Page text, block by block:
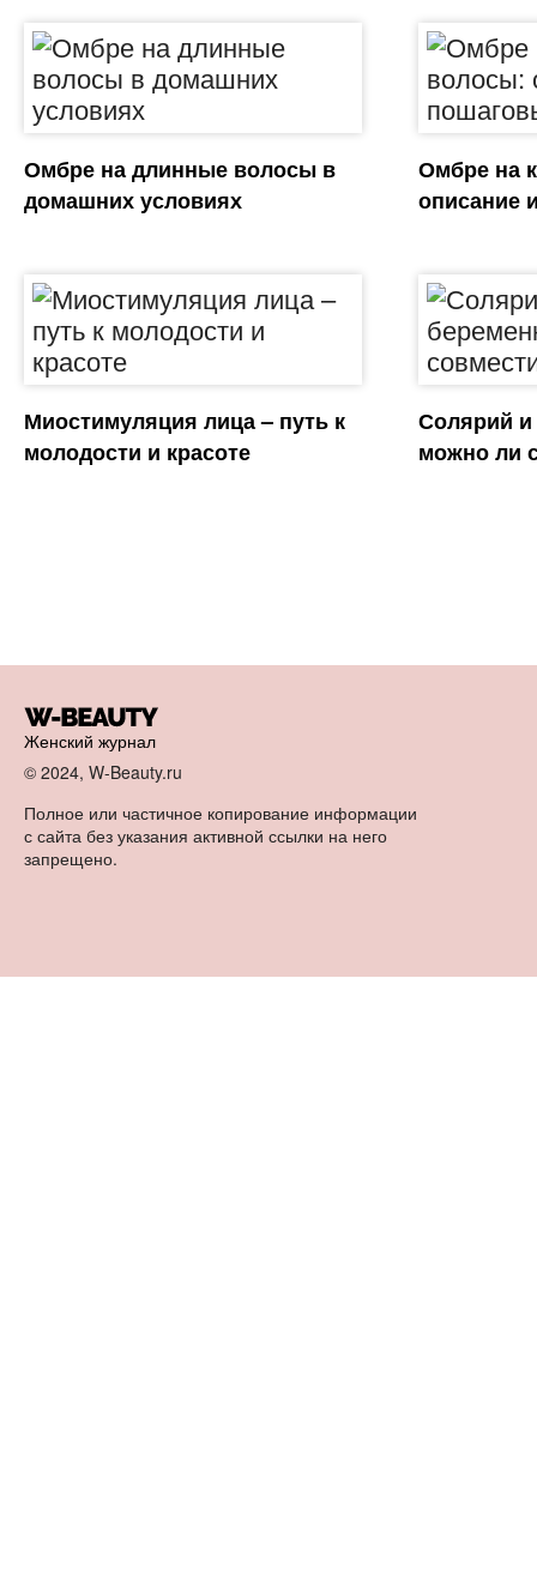
Омбре на длинные волосы в
домашних условиях
Омбре на
описание
Миостимуляция лица – путь к
молодости и красоте
Солярий и
можно ли
Женский журнал
© 2024, W-Beauty.ru
Полное или частичное копирование информации
с сайта без указания активной ссылки на него
запрещено.